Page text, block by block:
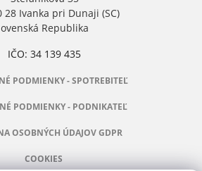
28 Ivanka pri Dunaji (SC)
Republika
IČO: 34 139 435
PODMIENKY - SPOTREBITEĽ
PODMIENKY - PODNIKATEĽ
OSOBNÝCH ÚDAJOV GDPR
COOKIES